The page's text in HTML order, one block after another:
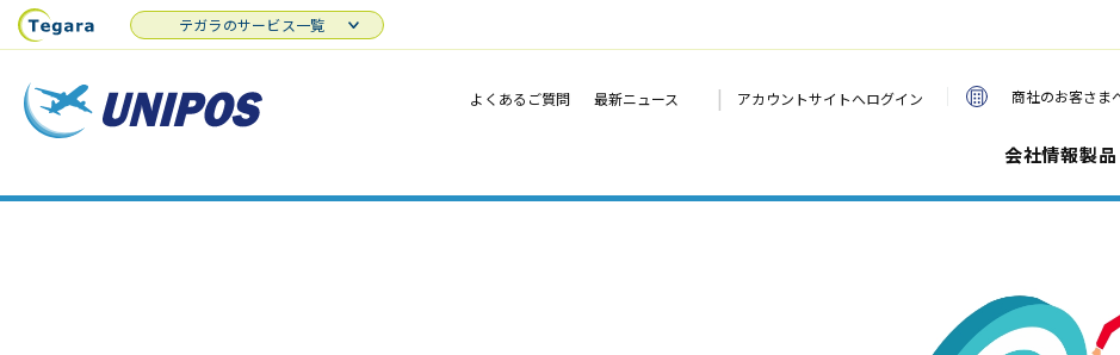
よくあるご質問 最新ニュース | アカウントサイトへログイン 商社のお客さま
会社情報製
テガラのサービス一覧